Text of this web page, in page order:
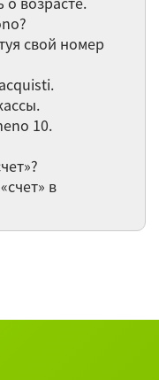
Досуг
года -
/
раскрываем
Итальянский
свой номер
10.
в